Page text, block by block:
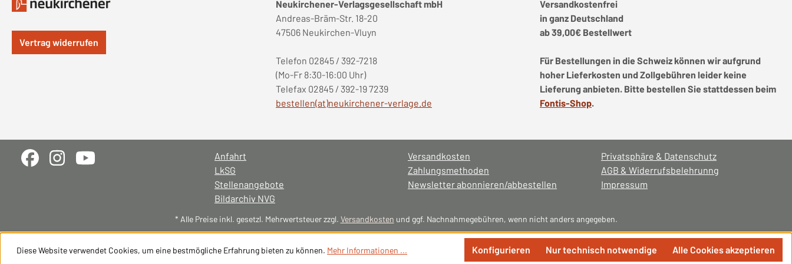
Vertrag widerrufen
Neukirchener-Verlagsgesellschaft mbH
Andreas-Bräm-Str. 18-20
47506 Neukirchen-Vluyn
Telefon 02845 / 392-7218
(Mo-Fr 8:30-16:00 Uhr)
Telefax 02845 / 392-19 7239
bestellen(at)neukirchener-verlage.de
Versandkostenfrei
in ganz Deutschland
ab 39,00€ Bestellwert
Für Bestellungen in die Schweiz können wir aufgrund
hoher Lieferkosten und Zollgebühren leider keine
Lieferung anbieten. Bitte bestellen Sie stattdessen beim
Fontis-Shop.
Anfahrt
LkSG
Stellenangebote
Versandkosten
Zahlungsmethoden
Newsletter abonnieren/abbestellen
Privatsphäre & Datenschutz
AGB & Widerrufsbelehrunng
Impressum
Bildarchiv NVG
* Alle Preise inkl. gesetzl. Mehrwertsteuer zzgl. Versandkosten und ggf. Nachnahmegebühren, wenn nicht anders angegeben.
Diese Website verwendet Cookies, um eine bestmögliche Erfahrung bieten zu können. Mehr Informationen ... Nur technisch notwendige
Konfigurieren Alle Cookies akzeptieren